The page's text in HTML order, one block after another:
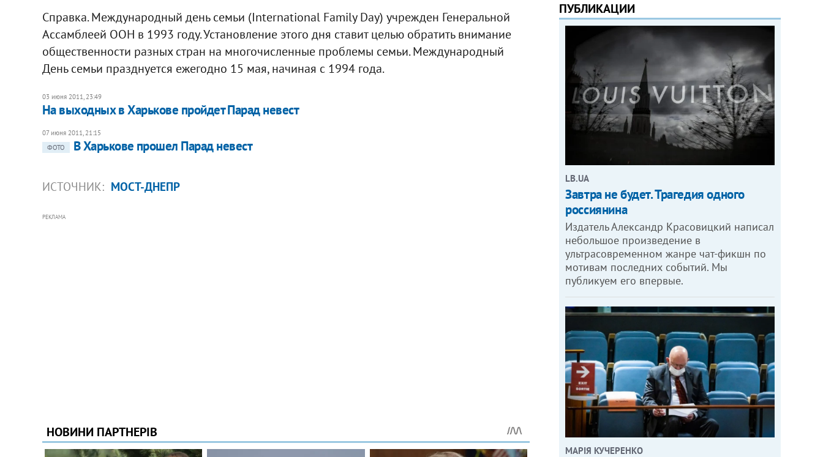
Справка. Международный день семьи (International Family Day) учрежден Генеральной
Ассамблеей ООН в 1993 году. Установление этого дня ставит целью обратить внимание
общественности разных стран на многочисленные проблемы семьи. Международный
День семьи празднуется ежегодно 15 мая, начиная с 1994 года.
03 июня 2011, 23:49
На выходных в Харькове пройдет Парад невест
07 июня 2011, 21:15
ФОТО
В Харькове прошел Парад невест
ИСТОЧНИК: МОСТ-ДНЕПР
РЕКЛАМА
ПУБЛИКАЦИИ
LB.UA
Завтра не будет. Трагедия одного
россиянина
Издатель Александр Красовицкий написал
небольшое произведение в
ультрасовременном жанре чат-фикшн по
мотивам последних событий. Мы
публикуем его впервые.
МАРІЯ КУЧЕРЕНКО